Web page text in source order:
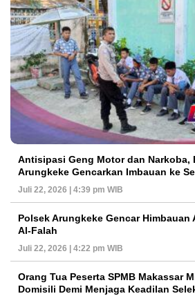
Antisipasi Geng Motor dan Narkoba,
Arungkeke Gencarkan Imbauan ke
Juli 22, 2026 | 4:39 pm WIB
Polsek Arungkeke Gencar Himbauan
Al-Falah
Juli 22, 2026 | 4:22 pm WIB
Orang Tua Peserta SPMB Makassar
Domisili Demi Menjaga Keadilan